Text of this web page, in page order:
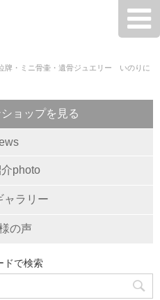
牌・ミニ骨壷・遺骨ジュエリー いのりに
ョップを見る
photo
ャラリー
の声
ドで検索